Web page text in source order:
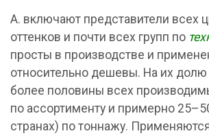
А. включают представители всех
оттенков и почти всех групп по
просты в производстве и
относительно дешевы. На их долю
более половины всех
по ассортименту и примерно
странах) по тоннажу.